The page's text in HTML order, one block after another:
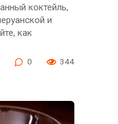
коктейль,
и
как
0 344